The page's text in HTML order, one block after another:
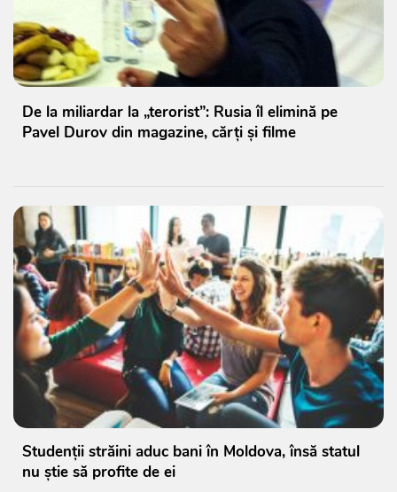
De la miliardar la „terorist”: Rusia îl elimină pe
Pavel Durov din magazine, cărți și filme
Studenții străini aduc bani în Moldova, însă statul
nu știe să profite de ei